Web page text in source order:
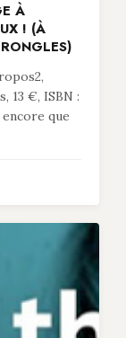
À
! (À
13 €, ISBN :
que